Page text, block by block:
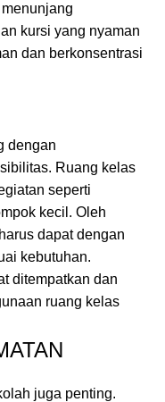
menunjang
kursi yang nyaman
dan berkonsentrasi
dengan
Ruang kelas
seperti
kecil. Oleh
harus dapat dengan
kebutuhan.
ditempatkan dan
ruang kelas
juga penting.